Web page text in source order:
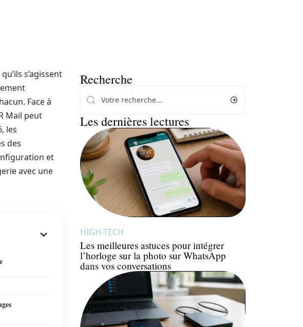
s’agissent
Face à
Mail peut
les
des
et
avec une
Recherche
Les dernières lectures
HIGH-TECH
Les meilleures astuces pour intégrer
l’horloge sur la photo sur WhatsApp
dans vos conversations